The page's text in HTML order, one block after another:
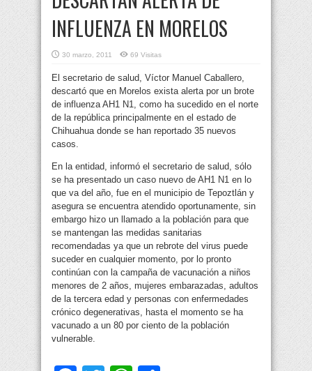
INFLUENZA EN MORELOS
30 marzo, 2011 69 Visitas
El secretario de salud, Víctor Manuel Caballero,
descartó que en Morelos exista alerta por un brote
de influenza AH1 N1, como ha sucedido en el norte
de la república principalmente en el estado de
Chihuahua donde se han reportado 35 nuevos
casos.
En la entidad, informó el secretario de salud, sólo
se ha presentado un caso nuevo de AH1 N1 en lo
que va del año, fue en el municipio de Tepoztlán y
asegura se encuentra atendido oportunamente, sin
embargo hizo un llamado a la población para que
se mantengan las medidas sanitarias
recomendadas ya que un rebrote del virus puede
suceder en cualquier momento, por lo pronto
continúan con la campaña de vacunación a niños
menores de 2 años, mujeres embarazadas, adultos
de la tercera edad y personas con enfermedades
crónico degenerativas, hasta el momento se ha
vacunado a un 80 por ciento de la población
vulnerable.